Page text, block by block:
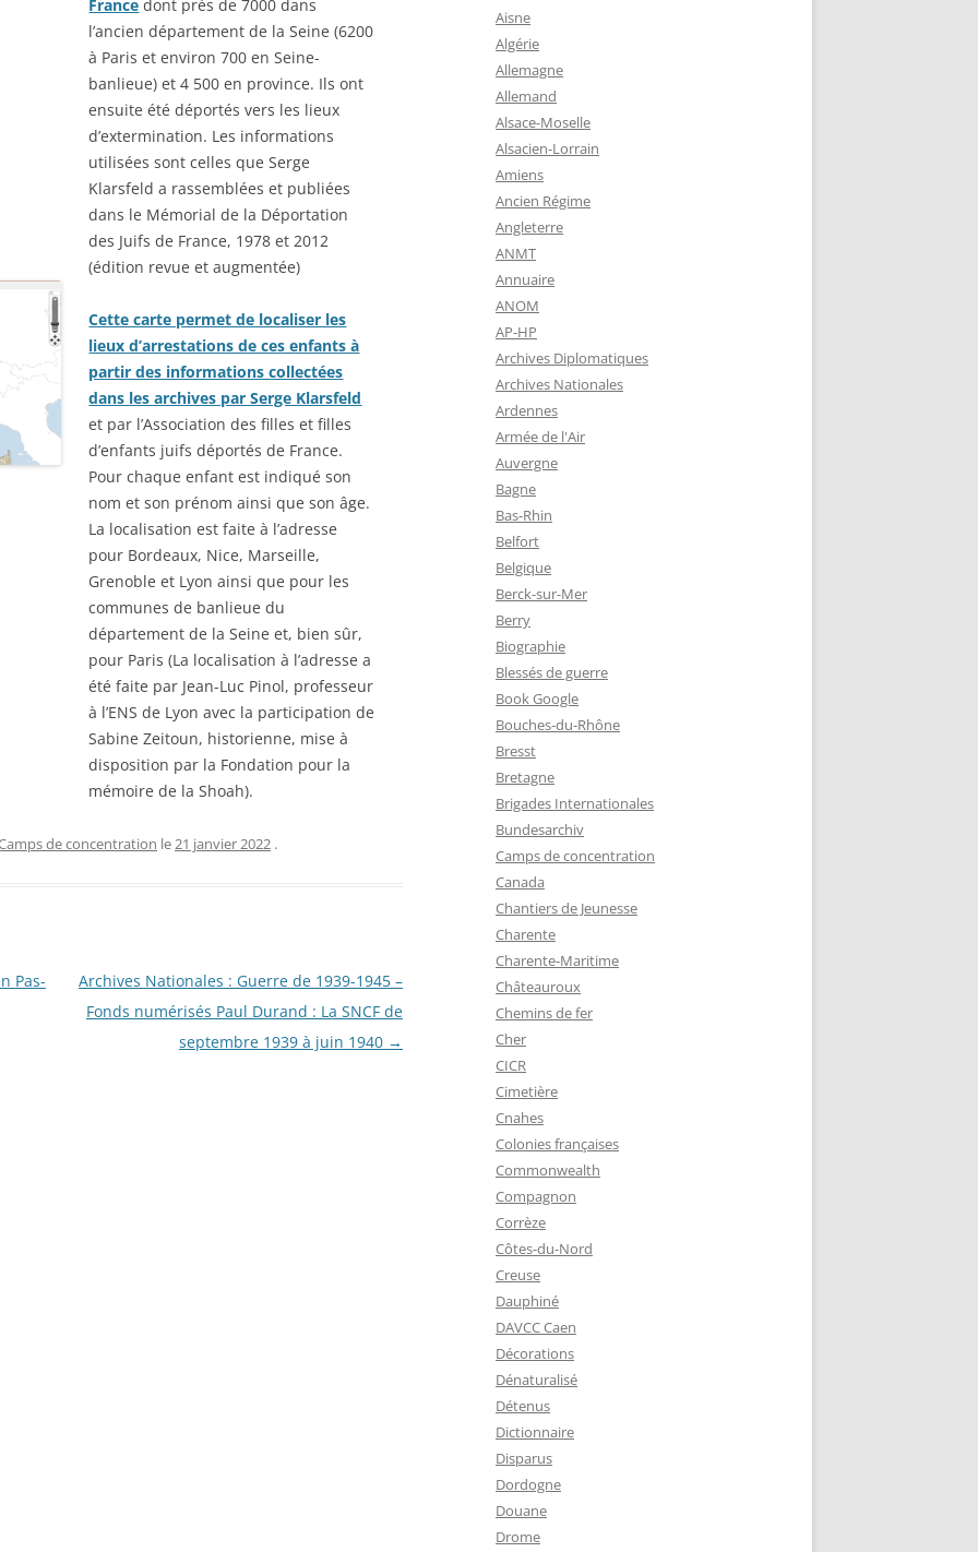
DES CONVOIS DE
ARRIVÉS À EVIAN DU
1917 AU 01/09/1917 –
DÉFINITIVES DES
ET FAMILLES
PAR LA SUISSE
CONNAÎTRE LA
ACTUELLE DES
ÉVACUÉES DU
DU HAUT-RHIN (5
– 1914-1918
DES MALADES
CIVIL DE BELFORT
D’ALSACE ÉVACUÉS (1939-
GÉNÉALOMANIAC – ETAT
DES RESSORTISSANTS
DE BELFORT
DE L’ASSISTANCE
INFIRMES ET
ÉVACUÉE SUR LA
PAR TRAIN SANITAIRE
ÉTRANGERS ET
INTERNÉS AU CAMPS
DE VERNET
ET BRENS (TARN)
COMME TRAVAILLEURS
1942.
PRISONNIERS FAITS PAR
DE VERSAILLES – 1871
MILITAIRES
CARTE MILITAIRE DE LA FRANCE –
LIEUX D’INTERNEMENT EN FRANCE
1939-1945
DÉPÔTS DE PRISONNIERS
ALLEMANDS (1914-1918)
LISTE DES CAMPS DE PRISONNIERS
DU IIIE REICH
EMPLACEMENTS DES TROUPES
INSTRUCTION DE SERVICE ÉDITION
POUR LE FUSILLER ET LE TIREUR
LMG. DR. JURÉ. W. REIBERT. / DER
DIENSTUNTERRICHT IM HEERE.
AUSGABE FÜR DEN GEWEHR- UND
L.M.G.-SCHÜTZEN. – DR. JUR. W.
REIBERT.
ANNUAIRE DES PRINCIPAUX
CAMPS, LIEUX DE TRAVAIL ET
HÔPITAUX DANS LESQUELS SONT
HÉBERGÉS LES PRISONNIERS DE
GUERRE ALLEMANDS EN FRANCE –
LISTES PRISONNIERS – ACCÈS
RESTREINT
SUR-MER : BOURREAU ROBERT
JOSEPH CLÉMENT (1918-1944)
YANINA HELENA (JEANNE HELENE)
CIMETIÈRE DE SAINTE-MARIE-SUR-
MER (44) : PHILIPPE RENÉ MARIE
CIMETIÈRE DE SAINTE-MARIE-SUR-
MER (44) : COLONEL BABONNEAU
RENÉ LOUIS PIERRE (1904-1965)
CIMETIÈRE DE SAINTE-MARIE-SUR-
MER (44) : JEAN AUBINEAU (1910-
1996) ANCIEN DÉPORTÉ DE
MATHAUSEN
LES MOUTIERS-EN-RETZ – PLAQUE
DE SÉPULTURE DES FRÈRES
LES MOUTIERS-EN-RETZ :
L’ENSEIGNE DE VAISSEAU LEROUX
ARSENE-MARIE
France dont près de 7000 dans
l’ancien département de la Seine (6200
à Paris et environ 700 en Seine-
banlieue) et 4 500 en province. Ils ont
ensuite été déportés vers les lieux
d’extermination. Les informations
utilisées sont celles que Serge
Klarsfeld a rassemblées et publiées
dans le Mémorial de la Déportation
des Juifs de France, 1978 et 2012
(édition revue et augmentée)
Cette carte permet de localiser les
lieux d’arrestations de ces enfants à
partir des informations collectées
dans les archives par Serge Klarsfeld
et par l’Association des filles et filles
d’enfants juifs déportés de France.
Pour chaque enfant est indiqué son
nom et son prénom ainsi que son âge.
La localisation est faite à l’adresse
pour Bordeaux, Nice, Marseille,
Grenoble et Lyon ainsi que pour les
communes de banlieue du
département de la Seine et, bien sûr,
pour Paris (La localisation à l’adresse a
été faite par Jean-Luc Pinol, professeur
à l’ENS de Lyon avec la participation de
Sabine Zeitoun, historienne, mise à
disposition par la Fondation pour la
mémoire de la Shoah).
de concentration le21 janvier 2022 .
Pas-
Archives Nationales : Guerre de 1939-1945 –
Fonds numérisés Paul Durand : La SNCF de
septembre 1939 à juin 1940 →
Aisne
Algérie
Allemagne
Allemand
Alsace-Moselle
Alsacien-Lorrain
Amiens
Ancien Régime
Angleterre
ANMT
Annuaire
ANOM
AP-HP
Archives Diplomatiques
Archives Nationales
Ardennes
Armée de l'Air
Auvergne
Bagne
Bas-Rhin
Belfort
Belgique
Berck-sur-Mer
Berry
Biographie
Blessés de guerre
Book Google
Bouches-du-Rhône
Bresst
Bretagne
Brigades Internationales
Bundesarchiv
Camps de concentration
Canada
Chantiers de Jeunesse
Charente
Charente-Maritime
Châteauroux
Chemins de fer
Cher
CICR
Cimetière
Cnahes
Colonies françaises
Commonwealth
Compagnon
Corrèze
Côtes-du-Nord
Creuse
Dauphiné
DAVCC Caen
Décorations
Dénaturalisé
Détenus
Dictionnaire
Disparus
Dordogne
Douane
Drome